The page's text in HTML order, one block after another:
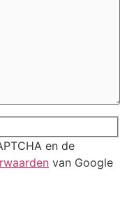
en de
van Google